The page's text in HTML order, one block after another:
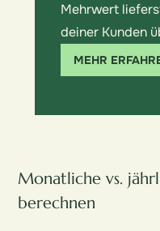
Mehrwert
deiner Kunden
MEHR
Monatliche vs.
berechnen